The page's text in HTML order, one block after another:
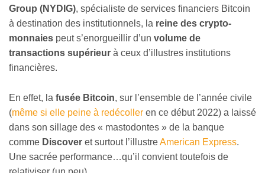
Group (NYDIG), spécialiste de services financiers Bitcoin
à destination des institutionnels, la reine des crypto-
monnaies peut s’enorgueillir d’un volume de
transactions supérieur à ceux d’illustres institutions
financières.
En effet, la fusée Bitcoin, sur l’ensemble de l’année civile
(même si elle peine à redécoller en ce début 2022) a laissé
dans son sillage des « mastodontes » de la banque
comme Discover et surtout l’illustreAmerican Express.
Une sacrée performance…qu’il convient toutefois de